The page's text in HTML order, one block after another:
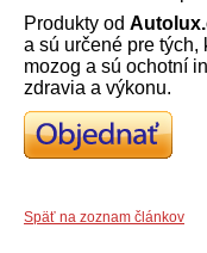
Produkty od
a sú určené pre
mozog a sú ochotní
zdravia a výkonu.
Späť na zoznam článkov